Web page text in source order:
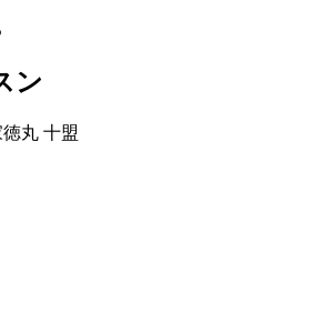
ン
徳丸 十盟